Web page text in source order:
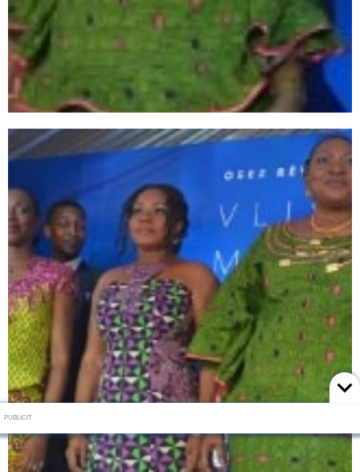
PUBLICIT